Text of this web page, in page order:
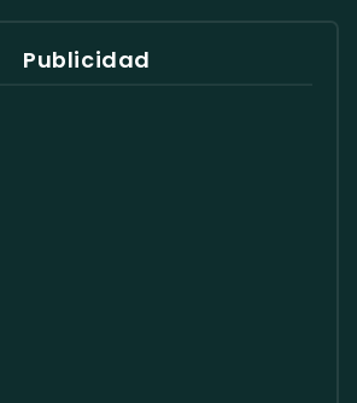
Publicidad